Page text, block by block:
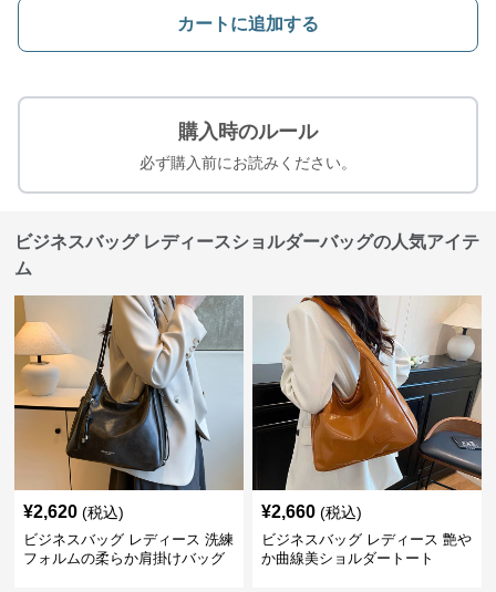
カートに追加する
購入時のルール
必ず購入前にお読みください。
ビジネスバッグ レディースショルダーバッグの人気アイテ
ム
¥2,620 (税込)
ビジネスバッグ レディース 洗練
フォルムの柔らか肩掛けバッグ
¥2,660 (税込)
ビジネスバッグ レディース 艶や
か曲線美ショルダートート